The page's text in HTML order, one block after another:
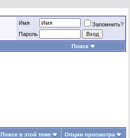
Имя
Запомнить?
Пароль
Поиск
Поиск в этой теме Опции просмотра